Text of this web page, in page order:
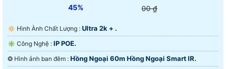
45% 00 ₫
🔅 Hình Ành Chất Lượng : Ultra 2k + .
✳️ Công Nghệ : IP POE.
❂ Hình ảnh ban đêm : Hồng Ngoại 60m Hồng Ngoại Smart IR.